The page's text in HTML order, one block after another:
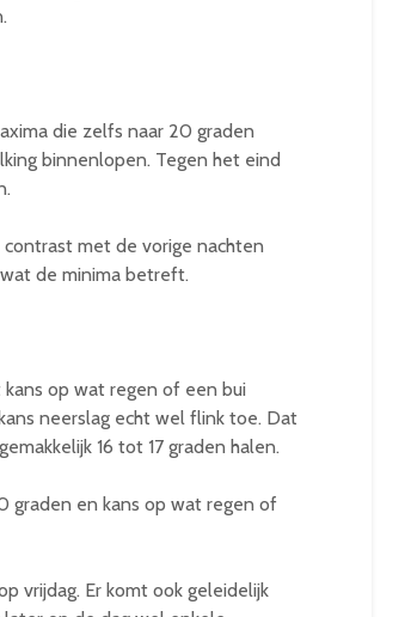
die zelfs naar 20 graden
binnenlopen. Tegen het eind
met de vorige nachten
de minima betreft.
op wat regen of een bui
neerslag echt wel flink toe. Dat
16 tot 17 graden halen.
graden en kans op wat regen of
vrijdag. Er komt ook geleidelijk